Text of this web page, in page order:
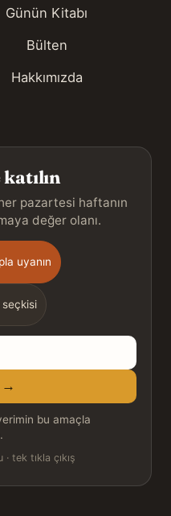
Günün Kitabı
Bülten
Hakkımızda
pazartesi haftanın
değer olanı.
uyanın
seçkisi
→
bu amaçla
tek tıkla çıkış